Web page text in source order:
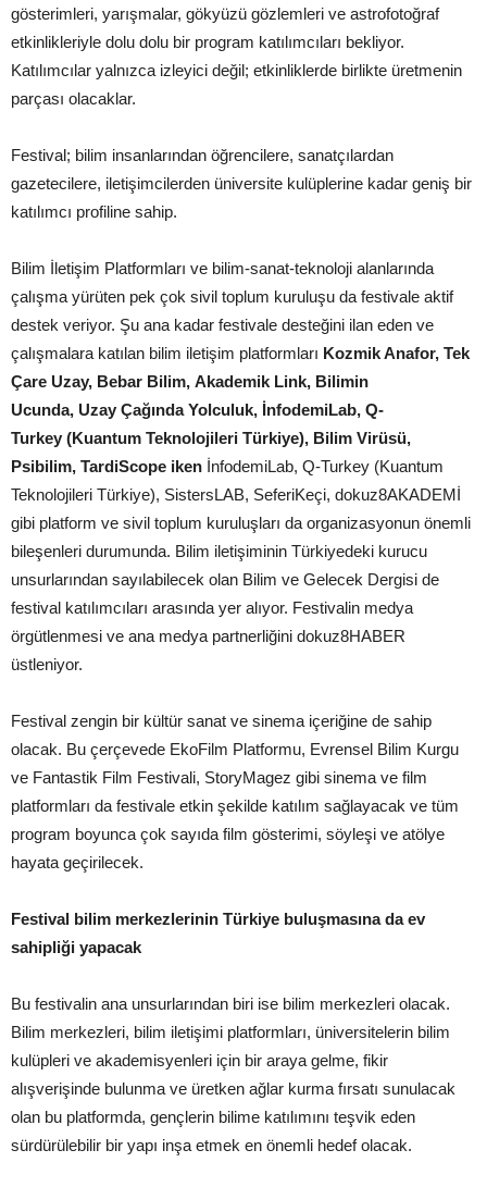
gösterimleri, yarışmalar, gökyüzü gözlemleri ve astrofotoğraf
etkinlikleriyle dolu dolu bir program katılımcıları bekliyor.
Katılımcılar yalnızca izleyici değil; etkinliklerde birlikte üretmenin
parçası olacaklar.
Festival; bilim insanlarından öğrencilere, sanatçılardan
gazetecilere, iletişimcilerden üniversite kulüplerine kadar geniş bir
katılımcı profiline sahip.
Bilim İletişim Platformları ve bilim-sanat-teknoloji alanlarında
çalışma yürüten pek çok sivil toplum kuruluşu da festivale aktif
destek veriyor. Şu ana kadar festivale desteğini ilan eden ve
çalışmalara katılan bilim iletişim platformları Kozmik Anafor, Tek
Çare Uzay, Bebar Bilim, Akademik Link, Bilimin
Ucunda, Uzay Çağında Yolculuk, İnfodemiLab, Q-
Turkey (Kuantum Teknolojileri Türkiye), Bilim Virüsü,
Psibilim, TardiScope iken İnfodemiLab, Q-Turkey (Kuantum
Teknolojileri Türkiye), SistersLAB, SeferiKeçi, dokuz8AKADEMİ
gibi platform ve sivil toplum kuruluşları da organizasyonun önemli
bileşenleri durumunda. Bilim iletişiminin Türkiyedeki kurucu
unsurlarından sayılabilecek olan Bilim ve Gelecek Dergisi de
festival katılımcıları arasında yer alıyor. Festivalin medya
örgütlenmesi ve ana medya partnerliğini dokuz8HABER
üstleniyor.
Festival zengin bir kültür sanat ve sinema içeriğine de sahip
olacak. Bu çerçevede EkoFilm Platformu, Evrensel Bilim Kurgu
ve Fantastik Film Festivali, StoryMagez gibi sinema ve film
platformları da festivale etkin şekilde katılım sağlayacak ve tüm
program boyunca çok sayıda film gösterimi, söyleşi ve atölye
hayata geçirilecek.
Festival bilim merkezlerinin Türkiye buluşmasına da ev
sahipliği yapacak
Bu festivalin ana unsurlarından biri ise bilim merkezleri olacak.
Bilim merkezleri, bilim iletişimi platformları, üniversitelerin bilim
kulüpleri ve akademisyenleri için bir araya gelme, fikir
alışverişinde bulunma ve üretken ağlar kurma fırsatı sunulacak
olan bu platformda, gençlerin bilime katılımını teşvik eden
sürdürülebilir bir yapı inşa etmek en önemli hedef olacak.